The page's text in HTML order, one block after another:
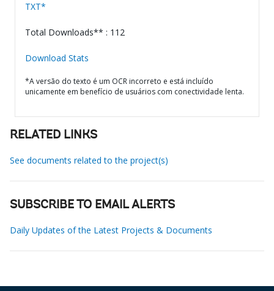
TXT*
Total Downloads** : 112
Download Stats
*A versão do texto é um OCR incorreto e está incluído
unicamente em benefício de usuários com conectividade lenta.
RELATED LINKS
See documents related to the project(s)
SUBSCRIBE TO EMAIL ALERTS
Daily Updates of the Latest Projects & Documents